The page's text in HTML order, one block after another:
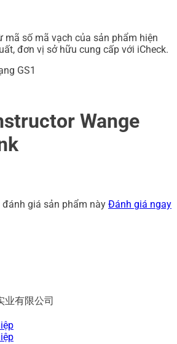
mã số mã vạch của sản phẩm hiện
đơn vị sở hữu cung cấp với iCheck.
GS1
Wange
giá sản phẩm này Đánh giá ngay
业有限公司